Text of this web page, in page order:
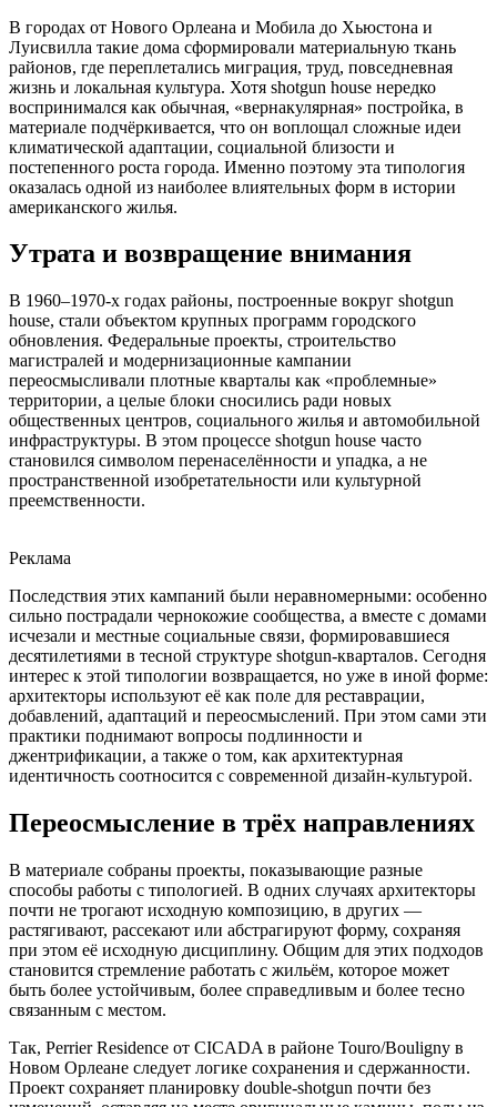
В городах от Нового Орлеана и Мобила до Хьюстона и
Луисвилла такие дома сформировали материальную ткань
районов, где переплетались миграция, труд, повседневная
жизнь и локальная культура. Хотя shotgun house нередко
воспринимался как обычная, «вернакулярная» постройка, в
материале подчёркивается, что он воплощал сложные идеи
климатической адаптации, социальной близости и
постепенного роста города. Именно поэтому эта типология
оказалась одной из наиболее влиятельных форм в истории
американского жилья.
Утрата и возвращение внимания
В 1960–1970-х годах районы, построенные вокруг shotgun
house, стали объектом крупных программ городского
обновления. Федеральные проекты, строительство
магистралей и модернизационные кампании
переосмысливали плотные кварталы как «проблемные»
территории, а целые блоки сносились ради новых
общественных центров, социального жилья и автомобильной
инфраструктуры. В этом процессе shotgun house часто
становился символом перенаселённости и упадка, а не
пространственной изобретательности или культурной
преемственности.
Реклама
Последствия этих кампаний были неравномерными: особенно
сильно пострадали чернокожие сообщества, а вместе с домами
исчезали и местные социальные связи, формировавшиеся
десятилетиями в тесной структуре shotgun-кварталов. Сегодня
интерес к этой типологии возвращается, но уже в иной форме:
архитекторы используют её как поле для реставрации,
добавлений, адаптаций и переосмыслений. При этом сами эти
практики поднимают вопросы подлинности и
джентрификации, а также о том, как архитектурная
идентичность соотносится с современной дизайн-культурой.
Переосмысление в трёх направлениях
В материале собраны проекты, показывающие разные
способы работы с типологией. В одних случаях архитекторы
почти не трогают исходную композицию, в других —
растягивают, рассекают или абстрагируют форму, сохраняя
при этом её исходную дисциплину. Общим для этих подходов
становится стремление работать с жильём, которое может
быть более устойчивым, более справедливым и более тесно
связанным с местом.
Так, Perrier Residence от CICADA в районе Touro/Bouligny в
Новом Орлеане следует логике сохранения и сдержанности.
Проект сохраняет планировку double-shotgun почти без